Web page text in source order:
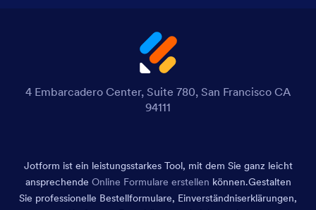
4 Embarcadero Center, Suite 780, San Francisco CA
94111
Jotform ist ein leistungsstarkes Tool, mit dem Sie ganz leicht
ansprechende Online Formulare erstellen können.Gestalten
Sie professionelle Bestellformulare, Einverständniserklärungen,